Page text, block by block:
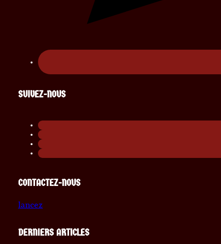
SUIVEZ-NOUS
CONTACTEZ-NOUS
lancez
DERNIERS ARTICLES